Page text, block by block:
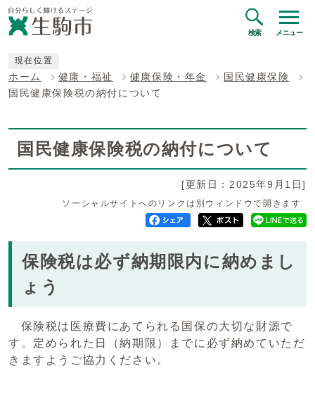
検索 メニュー
現在位置
ホーム 健康・福祉 健康保険・年金
国民健康保険
国民健康保険税の納付について
国民健康保険税の納付について
[更新日：2025年9月1日]
ソーシャルサイトへのリンクは別ウィンドウで開きます
保険税は必ず納期限内に納めまし
ょう
保険税は医療費にあてられる国保の大切な財源で
す。定められた日（納期限）までに必ず納めていただ
きますようご協力ください。